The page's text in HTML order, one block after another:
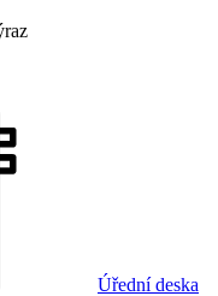
Úřední deska